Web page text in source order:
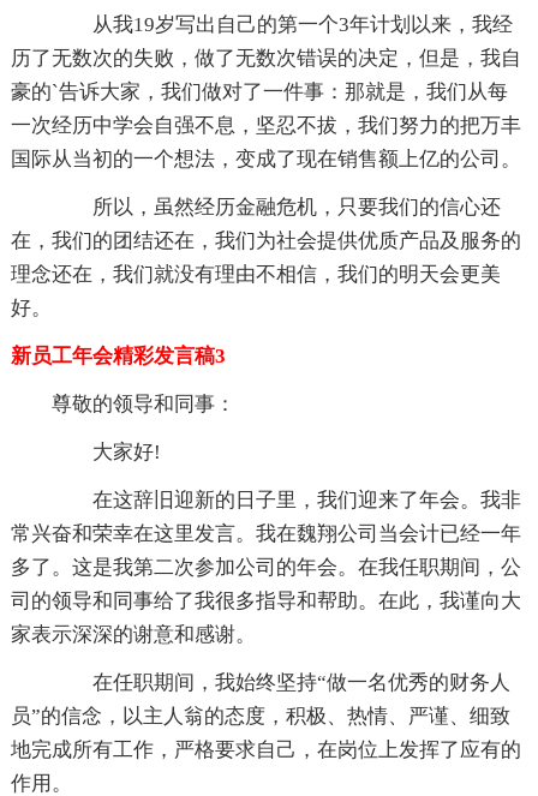
从我19岁写出自己的第一个3年计划以来，我经
历了无数次的失败，做了无数次错误的决定，但是，我自
豪的`告诉大家，我们做对了一件事：那就是，我们从每
一次经历中学会自强不息，坚忍不拔，我们努力的把万丰
国际从当初的一个想法，变成了现在销售额上亿的公司。
所以，虽然经历金融危机，只要我们的信心还
在，我们的团结还在，我们为社会提供优质产品及服务的
理念还在，我们就没有理由不相信，我们的明天会更美
好。
新员工年会精彩发言稿3
尊敬的领导和同事：
大家好!
在这辞旧迎新的日子里，我们迎来了年会。我非
常兴奋和荣幸在这里发言。我在魏翔公司当会计已经一年
多了。这是我第二次参加公司的年会。在我任职期间，公
司的领导和同事给了我很多指导和帮助。在此，我谨向大
家表示深深的谢意和感谢。
在任职期间，我始终坚持“做一名优秀的财务人
员”的信念，以主人翁的态度，积极、热情、严谨、细致
地完成所有工作，严格要求自己，在岗位上发挥了应有的
作用。